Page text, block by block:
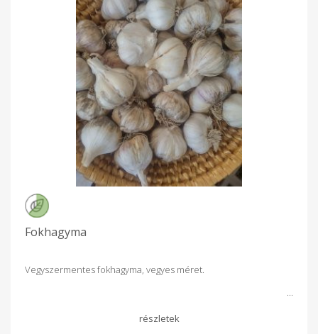
Fokhagyma
Vegyszermentes fokhagyma, vegyes méret.